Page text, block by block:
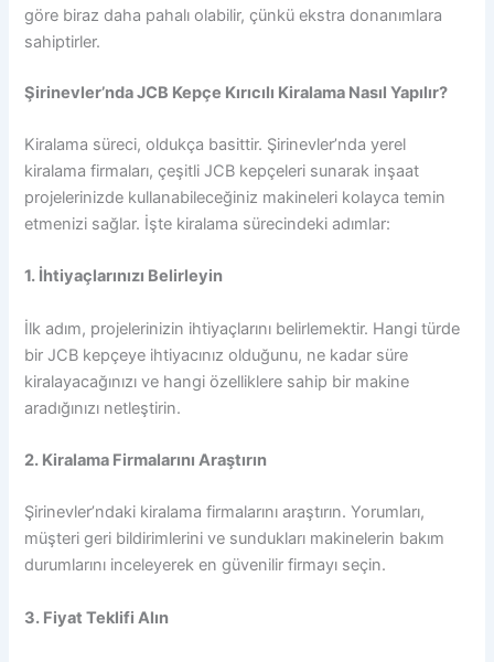
göre biraz daha pahalı olabilir, çünkü ekstra donanımlara
sahiptirler.
Şirinevler’nda JCB Kepçe Kırıcılı Kiralama Nasıl Yapılır?
Kiralama süreci, oldukça basittir. Şirinevler’nda yerel
kiralama firmaları, çeşitli JCB kepçeleri sunarak inşaat
projelerinizde kullanabileceğiniz makineleri kolayca temin
etmenizi sağlar. İşte kiralama sürecindeki adımlar:
1. İhtiyaçlarınızı Belirleyin
İlk adım, projelerinizin ihtiyaçlarını belirlemektir. Hangi türde
bir JCB kepçeye ihtiyacınız olduğunu, ne kadar süre
kiralayacağınızı ve hangi özelliklere sahip bir makine
aradığınızı netleştirin.
2. Kiralama Firmalarını Araştırın
Şirinevler’ndaki kiralama firmalarını araştırın. Yorumları,
müşteri geri bildirimlerini ve sundukları makinelerin bakım
durumlarını inceleyerek en güvenilir firmayı seçin.
3. Fiyat Teklifi Alın